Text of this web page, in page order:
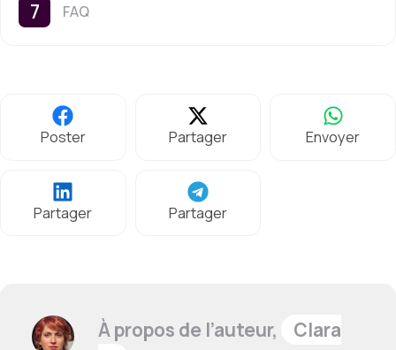
FAQ
Poster Partager Envoyer
Partager Partager
À propos de l’auteur,
Clara